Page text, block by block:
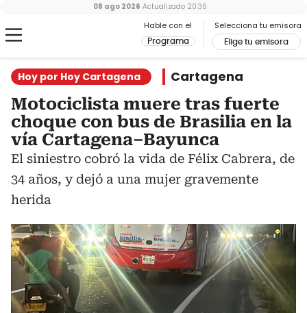
Hable con el
Programa
Selecciona tu emisora
Elige tu emisora
08 ago 2026 Actualizado 20:36
Hoy por Hoy Cartagena Cartagena
Motociclista muere tras fuerte
choque con bus de Brasilia en la
vía Cartagena–Bayunca
El siniestro cobró la vida de Félix Cabrera, de
34 años, y dejó a una mujer gravemente
herida